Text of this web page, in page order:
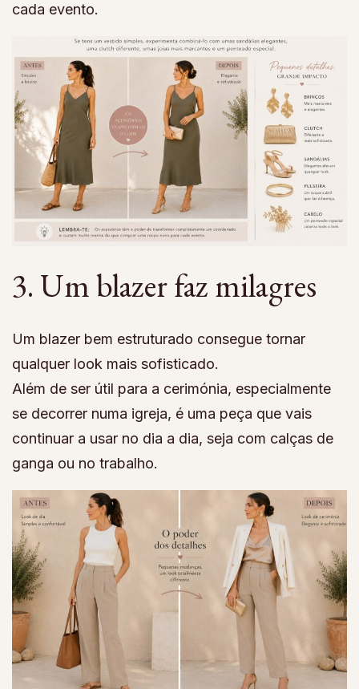
cada evento.
3. Um blazer faz milagres
Um blazer bem estruturado consegue tornar
qualquer look mais sofisticado.
Além de ser útil para a cerimónia, especialmente
se decorrer numa igreja, é uma peça que vais
continuar a usar no dia a dia, seja com calças de
ganga ou no trabalho.